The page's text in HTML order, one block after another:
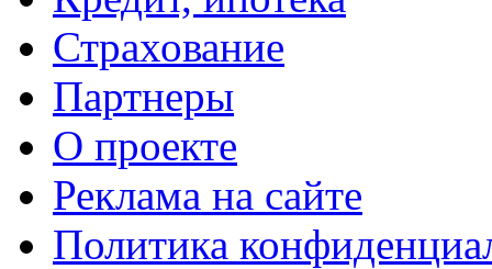
Страхование
Партнеры
O проекте
Реклама на сайте
Политика